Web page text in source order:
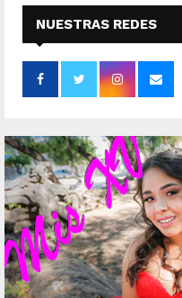
NUESTRAS REDES
SOCIALES